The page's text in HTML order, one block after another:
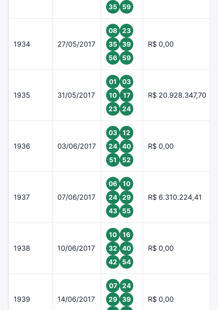
35
59
1934 27/05/2017
08
23
35
39
56
59
R$ 0,00
1935 31/05/2017
01
03
10
17
23
24
R$ 20.928.347,70
1936 03/06/2017
03
12
24
40
51
52
R$ 0,00
1937 07/06/2017
06
10
24
29
43
55
R$ 6.310.224,41
1938 10/06/2017
10
16
32
40
42
54
R$ 0,00
1939 14/06/2017
07
24
29
39
R$ 0,00